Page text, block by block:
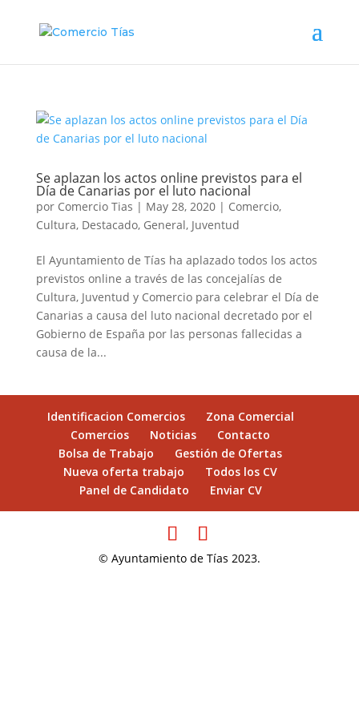
Se aplazan los actos online previstos para el
Día de Canarias por el luto nacional
por Comercio Tias | May 28, 2020| Comercio,
Cultura, Destacado, General, Juventud
El Ayuntamiento de Tías ha aplazado todos los actos
previstos online a través de las concejalías de
Cultura, Juventud y Comercio para celebrar el Día de
Canarias a causa del luto nacional decretado por el
Gobierno de España por las personas fallecidas a
causa de la...
Identificacion Comercios
Zona Comercial
Comercios
Noticias
Contacto
Bolsa de Trabajo
Gestión de Ofertas
Nueva oferta trabajo
Todos los CV
Panel de Candidato
Enviar CV
© Ayuntamiento de Tías 2023.